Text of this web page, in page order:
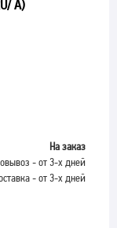
A)
На заказ
- от 3-х дней
- от 3-х дней